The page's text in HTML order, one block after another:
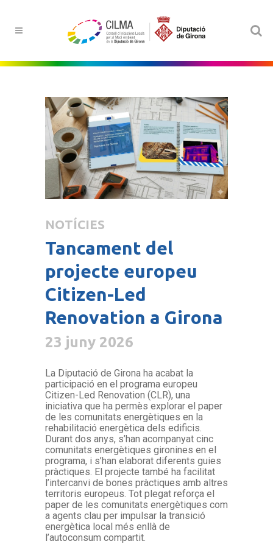
NOTÍCIES
Tancament del
projecte europeu
Citizen-Led
Renovation a Girona
23 juny 2026
La Diputació de Girona ha acabat la
participació en el programa europeu
Citizen-Led Renovation (CLR), una
iniciativa que ha permès explorar el paper
de les comunitats energètiques en la
rehabilitació energètica dels edificis.
Durant dos anys, s’han acompanyat cinc
comunitats energètiques gironines en el
programa, i s’han elaborat diferents guies
pràctiques. El projecte també ha facilitat
l’intercanvi de bones pràctiques amb altres
territoris europeus. Tot plegat reforça el
paper de les comunitats energètiques com
a agents clau per impulsar la transició
energètica local més enllà de
l’autoconsum compartit.